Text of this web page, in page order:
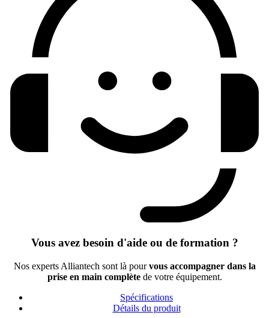
Vous avez besoin d'aide ou de formation ?
Nos experts Alliantech sont là pourvous accompagner dans la
prise en main complètede votre équipement.
Spécifications
Détails du produit